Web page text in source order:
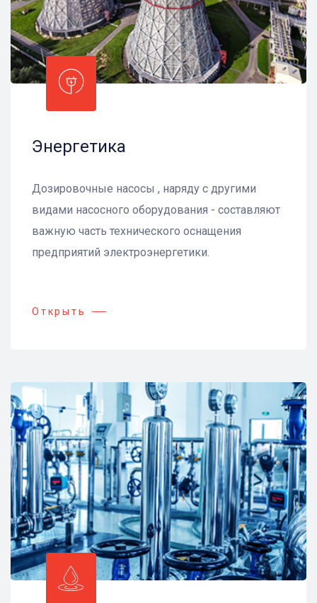
Энергетика
Дозировочные насосы , наряду с другими
видами насосного оборудования - составляют
важную часть технического оснащения
предприятий электроэнергетики.
Открыть